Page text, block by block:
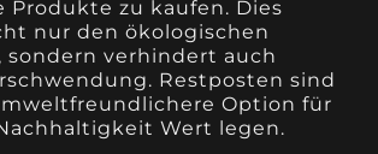
Produkte zu kaufen. Dies
nur den ökologischen
sondern verhindert auch
Restposten sind
Option für
Wert legen.